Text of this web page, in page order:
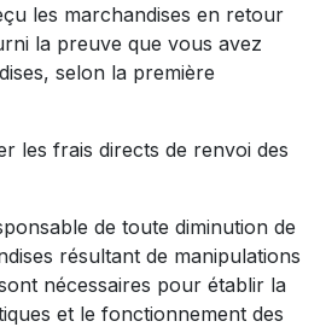
les marchandises en retour
la preuve que vous avez
selon la première
les frais directs de renvoi des
de toute diminution de
résultant de manipulations
nécessaires pour établir la
et le fonctionnement des